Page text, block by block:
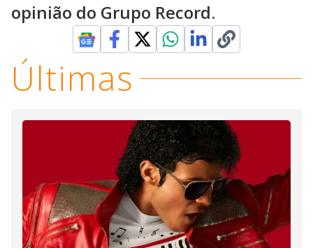
opinião do Grupo Record.
Últimas